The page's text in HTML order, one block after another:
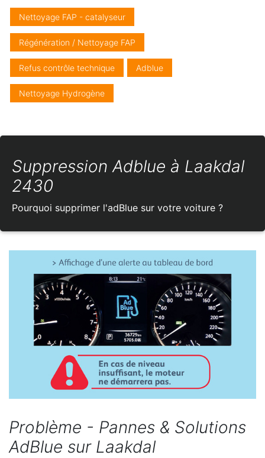
Nettoyage FAP - catalyseur
Régénération / Nettoyage FAP
Refus contrôle technique Adblue
Nettoyage Hydrogène
Suppression Adblue à Laakdal
2430
Pourquoi supprimer l'adBlue sur votre voiture ?
Problème - Pannes & Solutions
AdBlue sur Laakdal